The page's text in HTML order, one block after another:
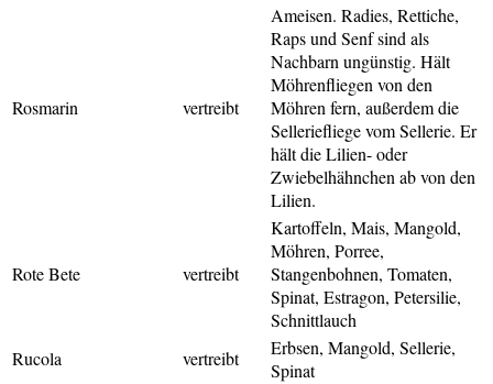
Rosmarin vertreibt
Ameisen. Radies, Rettiche,
Raps und Senf sind als
Nachbarn ungünstig. Hält
Möhrenfliegen von den
Möhren fern, außerdem die
Selleriefliege vom Sellerie. Er
hält die Lilien- oder
Zwiebelhähnchen ab von den
Lilien.
Rote Bete vertreibt
Kartoffeln, Mais, Mangold,
Möhren, Porree,
Stangenbohnen, Tomaten,
Spinat, Estragon, Petersilie,
Schnittlauch
Rucola
vertreibt
Erbsen, Mangold, Sellerie,
Spinat